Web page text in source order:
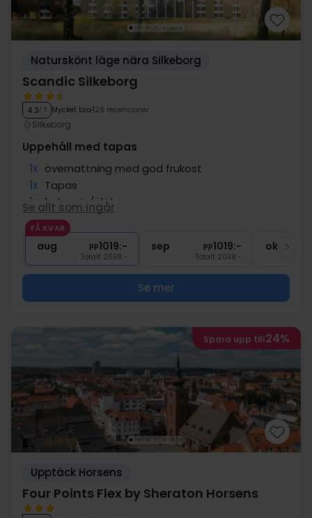
Naturskönt läge nära Silkeborg
Scandic Silkeborg
4.3/ 5 Mycket bra 129 recensioner
Silkeborg
Uppehåll med tapas
1x övernattning med god frukost
1x Tapas
1x 1 glas vin/öl i baren
1x kaffe att ta med
∞ Gratis parkering
Se allt som ingår
FÅ KVAR
aug pp1019:-
Totalt 2038:-
sep pp1019:-
Totalt 2038:-
okt
Se mer
Spara upp till24%
Upptäck Horsens
Four Points Flex by Sheraton Horsens